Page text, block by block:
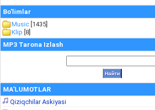
Bo'limlar
Music [1435]
Klip [8]
MP3 Tarona Izlash
MA'LUMOTLAR
Qiziqchilar Askiyasi